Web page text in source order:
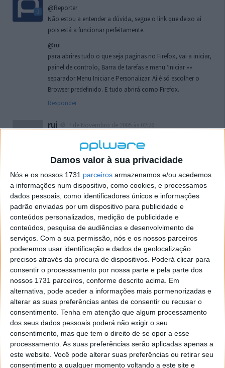
Damos valor à sua privacidade
Nós e os nossos 1731 parceiros armazenamos e/ou acedemos
a informações num dispositivo, como cookies, e processamos
dados pessoais, como identificadores únicos e informações
padrão enviadas por um dispositivo para publicidade e
conteúdos personalizados, medição de publicidade e
conteúdos, pesquisa de audiências e desenvolvimento de
serviços. Com a sua permissão, nós e os nossos parceiros
poderemos usar identificação e dados de geolocalização
precisos através da procura de dispositivos. Poderá clicar para
consentir o processamento por nossa parte e pela parte dos
nossos 1731 parceiros, conforme descrito acima. Em
alternativa, pode aceder a informações mais pormenorizadas e
alterar as suas preferências antes de consentir ou recusar o
consentimento. Tenha em atenção que algum processamento
dos seus dados pessoais poderá não exigir o seu
consentimento, mas que tem o direito de se opor a esse
processamento. As suas preferências serão aplicadas apenas a
este website. Você pode alterar suas preferências ou retirar seu
consentimento a qualquer momento voltando a este site e
@Reporter
Não estou a entender a dúvida, segue o link que deixo aí
pois está a funcionar perfeitamente.
@rui
para abrires tudo o que seja paginas no Firefox, vai a iniciar,
painel de controlo, Barra de tarefas e menu ‘Iniciar »»
separador Menu Iniciar e Personalizar. Aí é só escolher o
Browser predefinido. E tudo abrirá como Firefox.
Responder
rui
localizaçao referida n se encontra la nada k me permita por
o firefox como browser predefenido
Ja percorri o painel
tentei apagar o explorer na tentativa de forçar o uso do
firefox mas em vao. Kaso te lembres de outra dica fico
agradecido, caso contrario obrigado a mesma
Responder
Vítor M.
7 de Novembro de 2005 às 01:39
@Reporter
Desculpa mas o link funciona. Seja como for segue por mail
o MSn Messenger 8.
Responder
Vítor M.
@Rui
Tens de encontrar o que te falei. Faz da seguinte maneira,
janela iniciar e no topo dessa janela com o botão direito do
rato faz propriedades. Depois no separador Menu ‘Iniciar’
clica no botão ‘Personalizar’ aí encontrarás no separador